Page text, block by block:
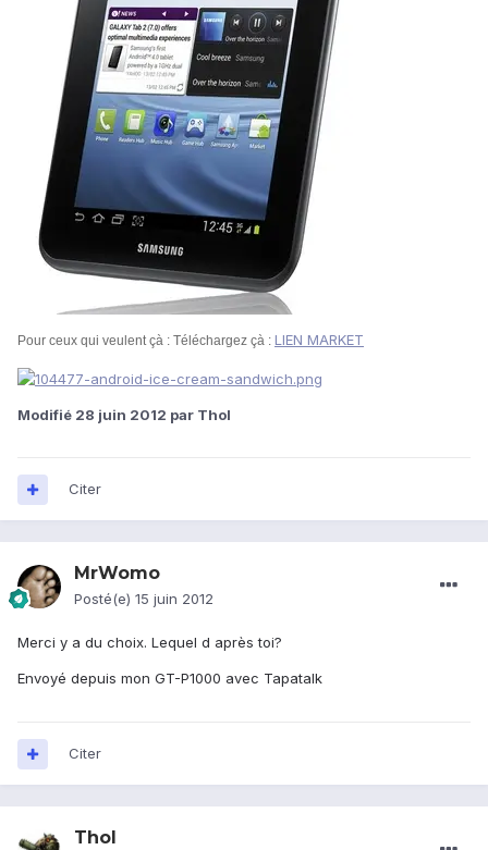
Pour ceux qui veulent çà : Téléchargez çà : LIEN MARKET
Modifié 28 juin 2012 par Thol
Citer
MrWomo
Posté(e) 15 juin 2012
Merci y a du choix. Lequel d après toi?
Envoyé depuis mon GT-P1000 avec Tapatalk
Citer
Thol